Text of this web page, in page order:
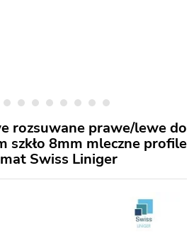
rozsuwane prawe/lewe do
szkło 8mm mleczne profile
Swiss Liniger